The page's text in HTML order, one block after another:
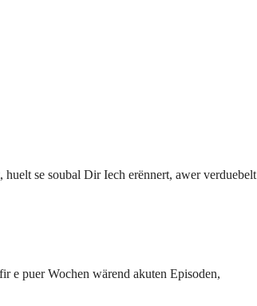
se soubal Dir Iech erënnert, awer verduebelt
e puer Wochen wärend akuten Episoden,